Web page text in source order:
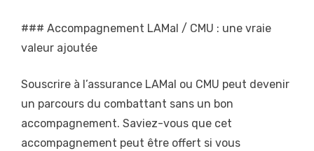
### Accompagnement LAMal / CMU : une vraie
valeur ajoutée
Souscrire à l’assurance LAMal ou CMU peut devenir
un parcours du combattant sans un bon
accompagnement. Saviez-vous que cet
accompagnement peut être offert si vous